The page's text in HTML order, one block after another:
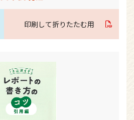
印刷して折りたたむ用